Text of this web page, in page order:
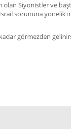
Siyonistler ve
sorununa yönelik
görmezden